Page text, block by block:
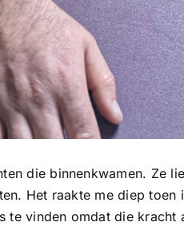
die binnenkwamen. Ze
Het raakte me diep toen
te vinden omdat die kracht